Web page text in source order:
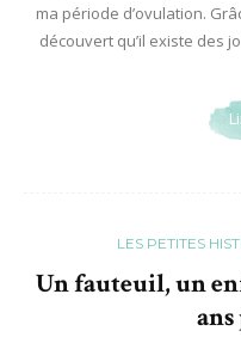
ma période d’ovulation.
découvert qu’il existe des
LES PETITES
Un fauteuil, un